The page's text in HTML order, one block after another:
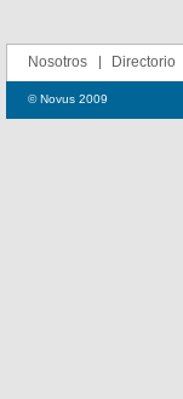
Nosotros Directorio
© Novus 2009